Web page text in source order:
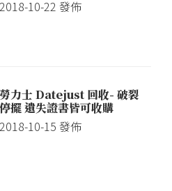
2018-10-22 發佈
勞力士 Datejust 回收- 破裂
停擺 遺失證書皆可收購
2018-10-15 發佈